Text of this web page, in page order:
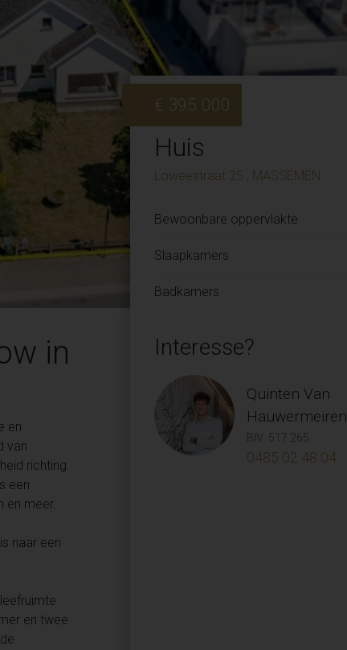
Huis
Loweestraat 25 , MASSEMEN
€ 395 000
Bewoonbare oppervlakte
Slaapkamers
Badkamers
in
en
van
richting
een
en meer.
naar een
en twee
Interesse?
Quinten Van
Hauwermeiren
BIV: 517.265
0485 02 48 04